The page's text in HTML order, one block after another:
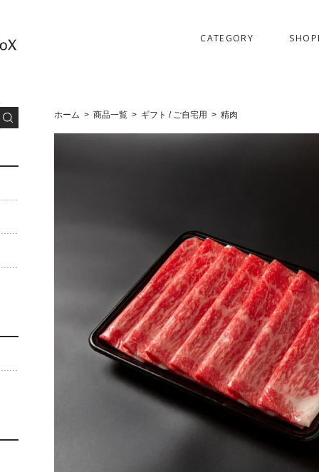
CATEGORY
ホーム 商品一覧 ギフト / ご自宅用 精肉